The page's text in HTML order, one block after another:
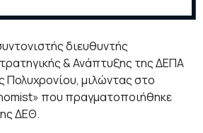
διευθυντής
& Ανάπτυξης της ΔΕΠΑ
Πολυχρονίου, μιλώντας στο
που πραγματοποιήθηκε
ΔΕΘ.